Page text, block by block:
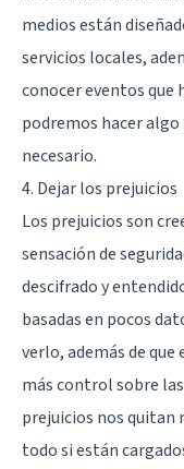
medios están
servicios locales,
conocer eventos que
podremos hacer algo
necesario.
4. Dejar los prejuicios
Los prejuicios son
sensación de
descifrado y
basadas en pocos
verlo, además de que
más control sobre
prejuicios nos quitan
todo si están